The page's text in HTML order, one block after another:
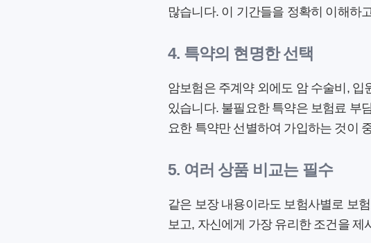
많습니다. 이 기간들을 정확히 이해하
4. 특약의 현명한 선택
암보험은 주계약 외에도 암 수술비,
있습니다. 불필요한 특약은 보험료 부
요한 특약만 선별하여 가입하는 것이
5. 여러 상품 비교는 필수
같은 보장 내용이라도 보험사별로 보
보고, 자신에게 가장 유리한 조건을 제